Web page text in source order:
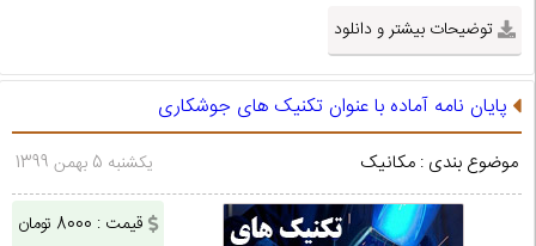
توضیحات بیشتر و دانلود
پایان نامه آماده با عنوان تکنیک های جوشکاری
موضوع بندی : مکانیک یکشنبه 5 بهمن 1399
قیمت : 8000 تومان